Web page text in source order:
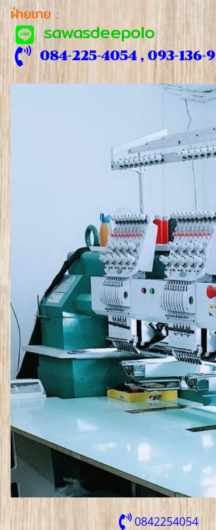
ฝ่ายขาย :
sawasdeepolo
084-225-4054 , 093-136-
0842254054